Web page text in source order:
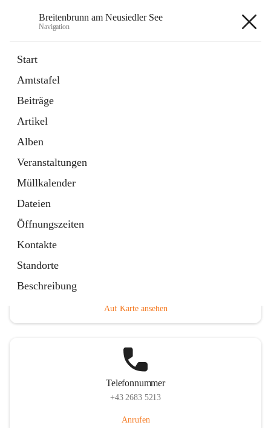
Breitenbrunn am Neusiedler See
Navigation
Start
Amtstafel
Beiträge
Artikel
Alben
Veranstaltungen
Müllkalender
Dateien
Öffnungszeiten
Kontakte
Standorte
Beschreibung
18 Schnellzugriffe
Gemeindeservice
Auf Karte ansehen
Telefonnummer
+43 2683 5213
Anrufen